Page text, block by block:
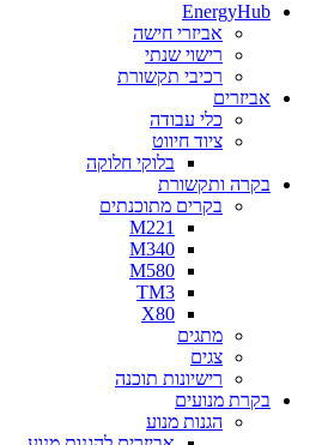
EnergyHub
אביזרי חישה
רישוי שנתי
רכיבי תקשורת
אביזרים
כלי עבודה
ציוד חיווט
בלוקי חלוקה
בקרה ותקשורת
בקרים מתוכנתים
M221
M340
M580
TM3
X80
מתגים
צגים
רישיונות תוכנה
בקרת מנועים
הגנות מנוע